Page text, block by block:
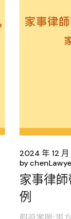
2024 年 12 月
by
家事律
例